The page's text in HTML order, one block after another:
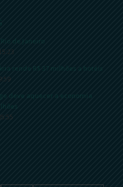
de Janeiro
rende R$ 37 milhões a hotéis
deve aquecer a economia